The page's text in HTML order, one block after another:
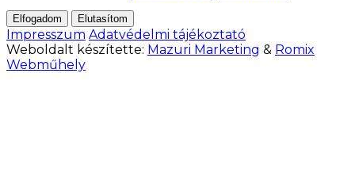
Elfogadom Elutasítom
Impresszum Adatvédelmi tájékoztató
Weboldalt készítette: Mazuri Marketing & Romix
Webműhely